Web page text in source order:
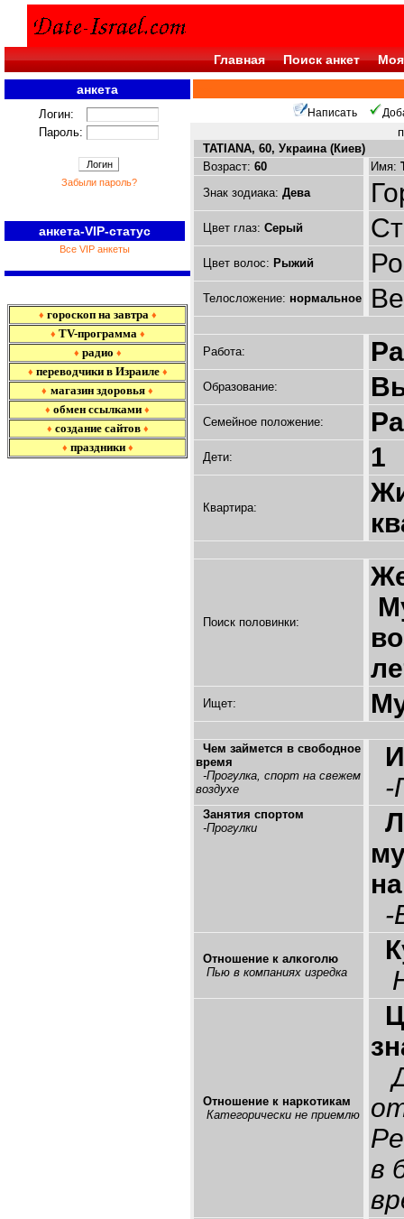
Главная Поиск анкет Моя
анкета
Логин:
Пароль:
Забыли пароль?
анкета-VIP-статус
Все VIP анкеты
♦ гороскоп на завтра ♦
♦ TV-программа ♦
♦ радио ♦
♦ переводчики в Израиле ♦
♦ магазин здоровья ♦
♦ обмен ссылками ♦
♦ создание сайтов ♦
♦ праздники ♦
Написать
TATIANA, 60, Украина (Киев)
Возраст: 60 Имя:
Знак зодиака: Дева
Цвет глаз: Серый
Цвет волос: Рыжий
Телосложение: нормальное
Работа:
Образование:
Семейное положение:
Дети: 1
Квартира:
Поиск половинки:
Ищет:
Чем займется в свободное
время
-Прогулка, спорт на свежем
воздухе
-
Занятия спортом
-Прогулки
-
Отношение к алкоголю
Пью в компаниях изредка
Отношение к наркотикам
Категорически не приемлю
в